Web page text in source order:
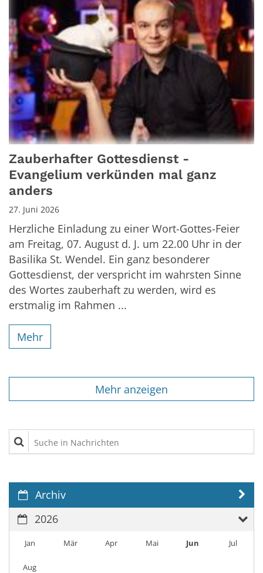
Zauberhafter Gottesdienst -
Evangelium verkünden mal ganz
anders
27. Juni 2026
Herzliche Einladung zu einer Wort-Gottes-Feier
am Freitag, 07. August d. J. um 22.00 Uhr in der
Basilika St. Wendel. Ein ganz besonderer
Gottesdienst, der verspricht im wahrsten Sinne
des Wortes zauberhaft zu werden, wird es
erstmalig im Rahmen ...
Mehr
Mehr anzeigen
Suche in Nachrichten
Archiv
2026
Jan Mär Apr Mai Jun Jul
Aug